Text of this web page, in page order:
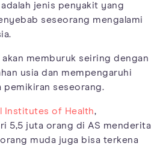
jenis penyakit yang
seseorang mengalami
akan memburuk seiring dengan
usia dan mempengaruhi
pemikiran seseorang.
Institutes of Health,
5,5 juta orang di AS menderita
muda juga bisa terkena